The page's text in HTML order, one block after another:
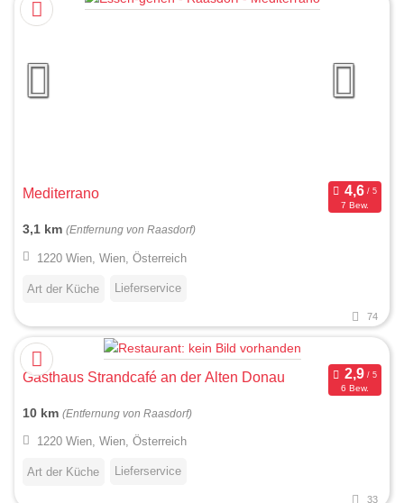
Mediterrano
7 Bew.
3,1 km (Entfernung von Raasdorf)
1220 Wien, Wien, Österreich
Art der Küche Lieferservice
74
Gasthaus Strandcafé an der Alten Donau
6 Bew.
10 km (Entfernung von Raasdorf)
1220 Wien, Wien, Österreich
Art der Küche Lieferservice
33